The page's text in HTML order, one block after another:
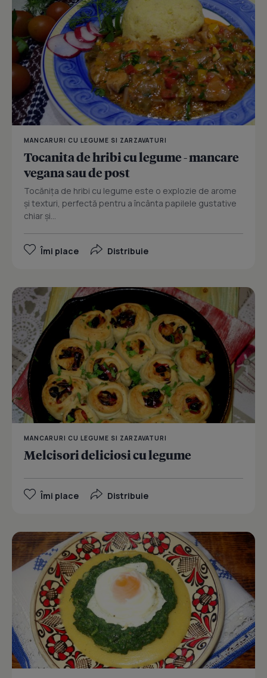
MANCARURI CU LEGUME SI ZARZAVATURI
Tocanita de hribi cu legume - mancare
vegana sau de post
Tocănița de hribi cu legume este o explozie de arome
și texturi, perfectă pentru a încânta papilele gustative
chiar și...
Îmi place Distribuie
MANCARURI CU LEGUME SI ZARZAVATURI
Melcisori deliciosi cu legume
Îmi place Distribuie